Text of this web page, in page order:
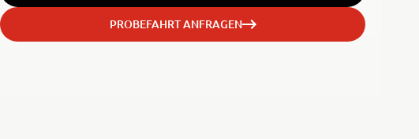
PROBEFAHRT ANFRAGEN